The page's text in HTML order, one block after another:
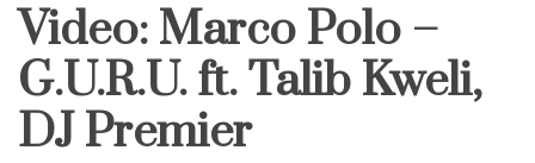
Video: Marco Polo –
G.U.R.U. ft. Talib Kweli,
DJ Premier